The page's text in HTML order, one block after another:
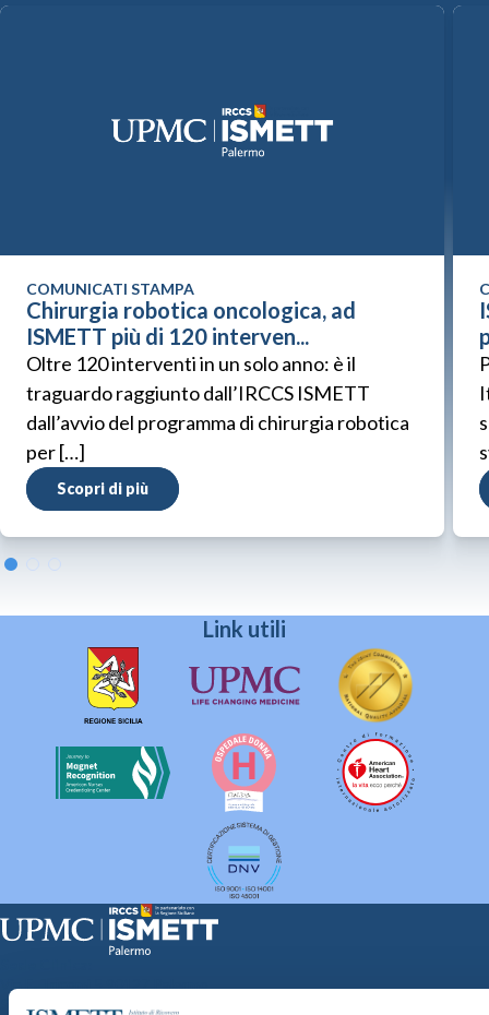
COMUNICATI STAMPA
Chirurgia robotica oncologica, ad
ISMETT più di 120 interven...
Oltre 120 interventi in un solo anno: è il
traguardo raggiunto dall’IRCCS ISMETT
dall’avvio del programma di chirurgia robotica
per […]
Scopri di più
Link utili